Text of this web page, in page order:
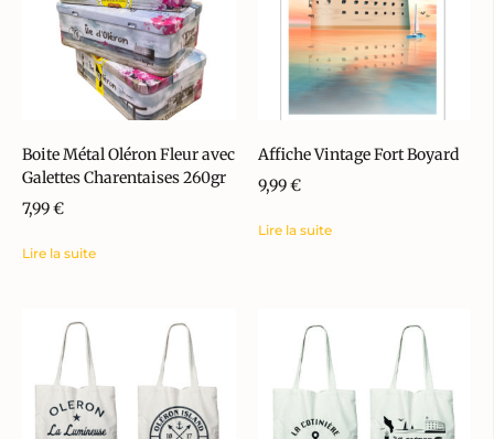
Boite Métal Oléron Fleur avec
Galettes Charentaises 260gr
7,99€
Lire la suite
Affiche Vintage Fort Boyard
9,99€
Lire la suite